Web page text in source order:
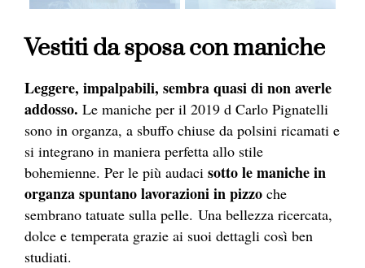
Vestiti da sposa con maniche
Leggere, impalpabili, sembra quasi di non averle
addosso. Le maniche per il 2019 d Carlo Pignatelli
sono in organza, a sbuffo chiuse da polsini ricamati e
si integrano in maniera perfetta allo stile
bohemienne. Per le più audaci sotto le maniche in
organza spuntano lavorazioni in pizzo che
sembrano tatuate sulla pelle. Una bellezza ricercata,
dolce e temperata grazie ai suoi dettagli così ben
studiati.